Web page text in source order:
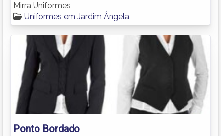
Mirra Uniformes
Uniformes em Jardim Ângela
Ponto Bordado